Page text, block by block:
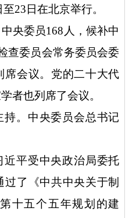
23日在北京举行。
央委员168人，候补中
查委员会常务委员会委
席会议。党的二十大代
者也列席了会议。
。中央委员会总书记
平受中央政治局委托
了《中共中央关于制
十五个五年规划的建